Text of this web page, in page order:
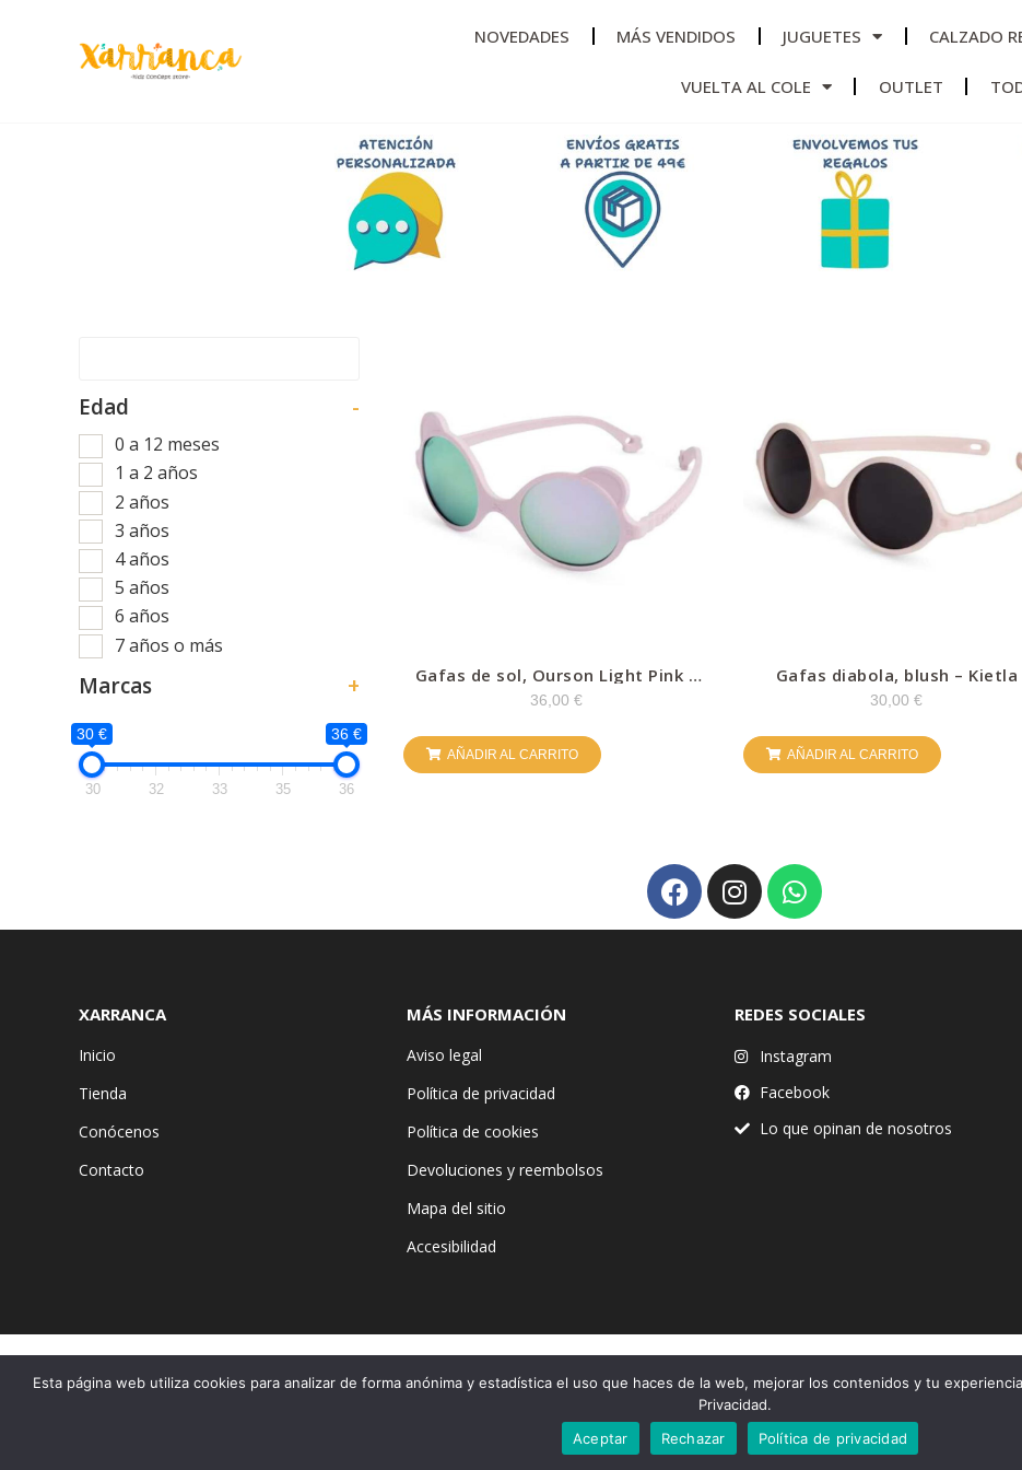
NOVEDADES MÁS VENDIDOS JUGUETES CALZADO
VUELTA AL COLE OUTLET
Edad -
0 a 12 meses
1 a 2 años
2 años
3 años
4 años
5 años
6 años
7 años o más
Marcas +
30 € 36 €
30 32 33 35 36
Gafas de sol, Ourson Light Pink –
Kietla
36,00€
AÑADIR AL CARRITO
Gafas diabola, blush – Kietla
30,00€
AÑADIR AL CARRITO
XARRANCA
Inicio
Tienda
Conócenos
Contacto
MÁS INFORMACIÓN
Aviso legal
Política de privacidad
Política de cookies
Devoluciones y reembolsos
Mapa del sitio
Accesibilidad
REDES SOCIALES
Instagram
Facebook
Lo que opinan de nosotros
Financiado por la Unión Europea – NextGenerationEU
Esta página web utiliza cookies para analizar de forma anónima y estadística el uso que haces de la web, mejorar los contenidos y tu
Privacidad.
Aceptar
Rechazar Política de privacidad